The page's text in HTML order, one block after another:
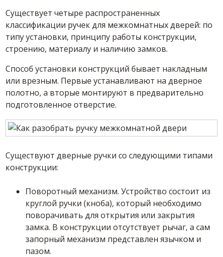
Существует четыре распространенных
классификации ручек для межкомнатных дверей: по
типу установки, принципу работы конструкции,
строению, материалу и наличию замков.
Способ установки конструкций бывает накладным
или врезным. Первые устанавливают на дверное
полотно, а вторые монтируют в предварительно
подготовленное отверстие.
Существуют дверные ручки со следующими типами
конструкции:
Поворотный механизм. Устройство состоит из
круглой ручки (кноба), который необходимо
поворачивать для открытия или закрытия
замка. В конструкции отсутствует рычаг, а сам
запорный механизм представлен язычком и
пазом.